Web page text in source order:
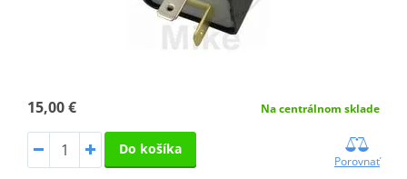
15,00 € Na centrálnom sklade
Do košíka
Porovnať